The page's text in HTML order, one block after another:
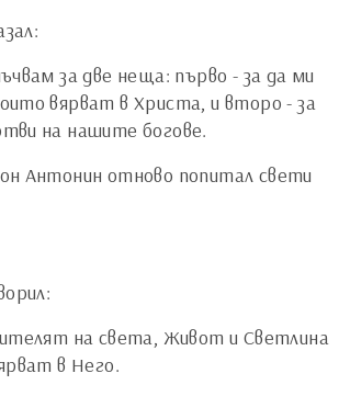
за две неща: първо - за да ми
вярват в Христа, и второ - за
на нашите богове.
Антонин отново попитал свети
на света, Живот и Светлина
в Него.